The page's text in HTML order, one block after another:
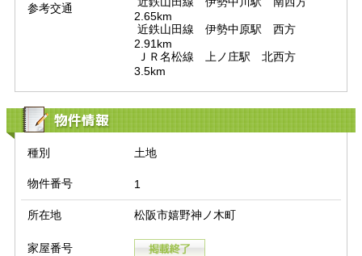
参考交通
2.65km
2.91km
3.5km
物件情報
種別 土地
物件番号 1
所在地 松阪市嬉野神ノ木町
家屋番号